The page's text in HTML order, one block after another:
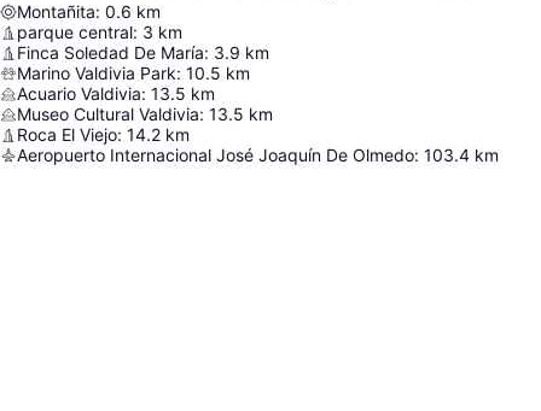
Montañita: 0.6 km
parque central: 3 km
Finca Soledad De María: 3.9 km
Marino Valdivia Park: 10.5 km
Acuario Valdivia: 13.5 km
Museo Cultural Valdivia: 13.5 km
Roca El Viejo: 14.2 km
Aeropuerto Internacional José Joaquín De Olmedo: 103.4 km